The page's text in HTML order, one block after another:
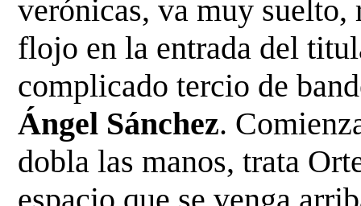
verónicas, va muy suelto,
flojo en la entrada del
complicado tercio de
Ángel Sánchez.
dobla las manos,trata